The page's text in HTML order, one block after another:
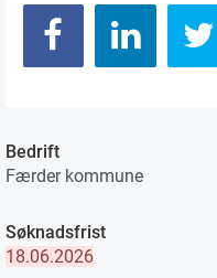
Bedrift
Færder kommune
Søknadsfrist
18.06.2026